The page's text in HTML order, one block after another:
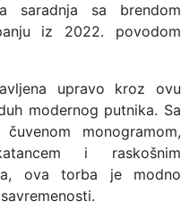
saradnja sa brendom
iz 2022. povodom
upravo kroz ovu
modernog putnika. Sa
monogramom,
i raskošnim
ova torba je modno